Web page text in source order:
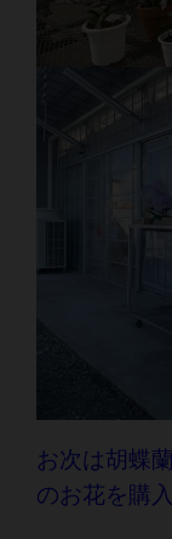
お次は胡蝶
のお花を購